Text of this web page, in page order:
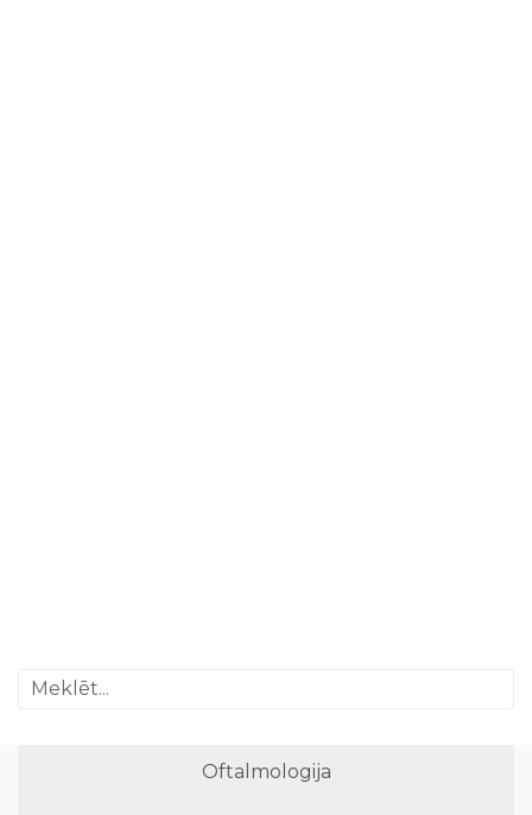
Oftalmologija